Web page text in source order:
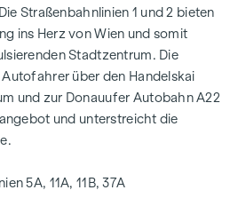
Sonnenschutz
Dach
Straßenbahnlinien 1 und 2 bieten
ins Herz von Wien und somit
Stadtzentrum. Die
über den Handelskai
und zur Donauufer Autobahn A22
und unterstreicht die
5A, 11A, 11B, 37A